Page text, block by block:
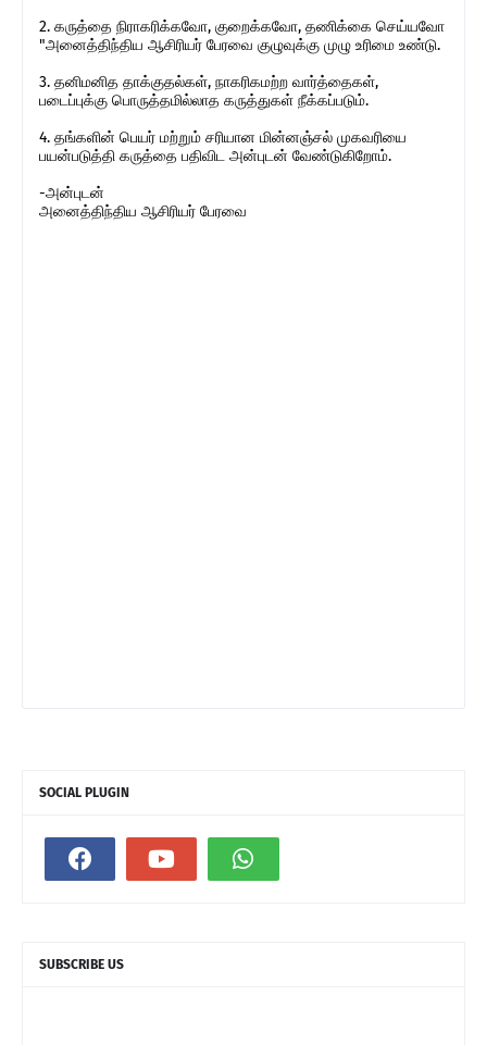
2. கருத்தை நிராகரிக்கவோ, குறைக்கவோ, தணிக்கை செய்யவோ
"அனைத்திந்திய ஆசிரியர் பேரவை குழுவுக்கு முழு உரிமை உண்டு.
3. தனிமனித தாக்குதல்கள், நாகரிகமற்ற வார்த்தைகள்,
படைப்புக்கு பொருத்தமில்லாத கருத்துகள் நீக்கப்படும்.
4. தங்களின் பெயர் மற்றும் சரியான மின்னஞ்சல் முகவரியை
பயன்படுத்தி கருத்தை பதிவிட அன்புடன் வேண்டுகிறோம்.
-அன்புடன்
அனைத்திந்திய ஆசிரியர் பேரவை
SOCIAL PLUGIN
SUBSCRIBE US